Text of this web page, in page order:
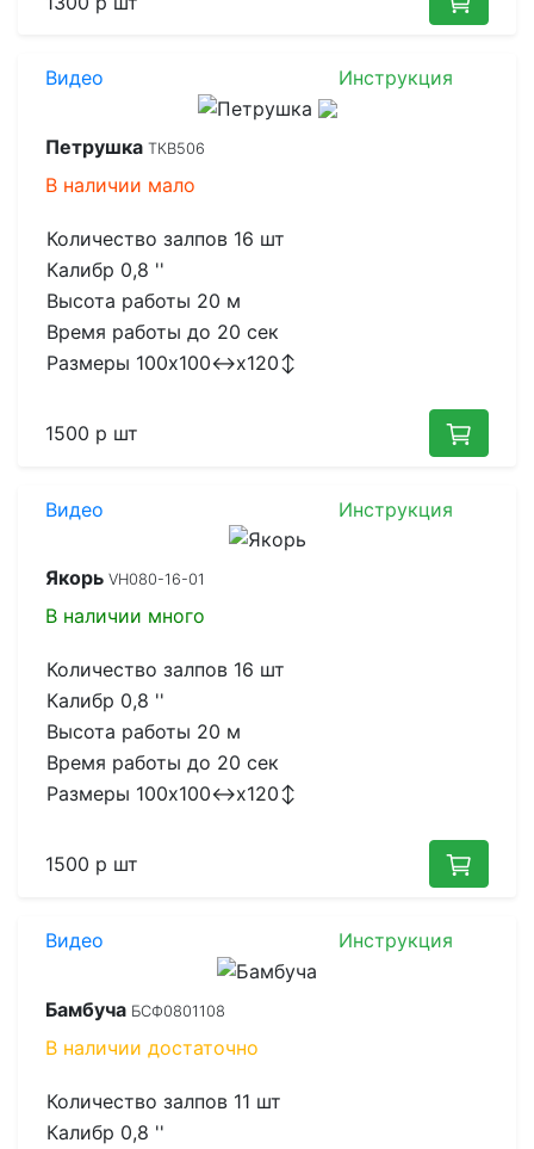
Видео Инструкция
Петрушка ТКВ506
В наличии мало
Количество залпов 16 шт
Калибр 0,8 ''
Высота работы 20 м
Время работы до 20 сек
Размеры 100x100↔x120↕
1500 р шт
Видео Инструкция
Якорь VH080-16-01
В наличии много
Количество залпов 16 шт
Калибр 0,8 ''
Высота работы 20 м
Время работы до 20 сек
Размеры 100x100↔x120↕
1500 р шт
Видео Инструкция
Бамбуча БСФ0801108
В наличии достаточно
Количество залпов 11 шт
Калибр 0,8 ''